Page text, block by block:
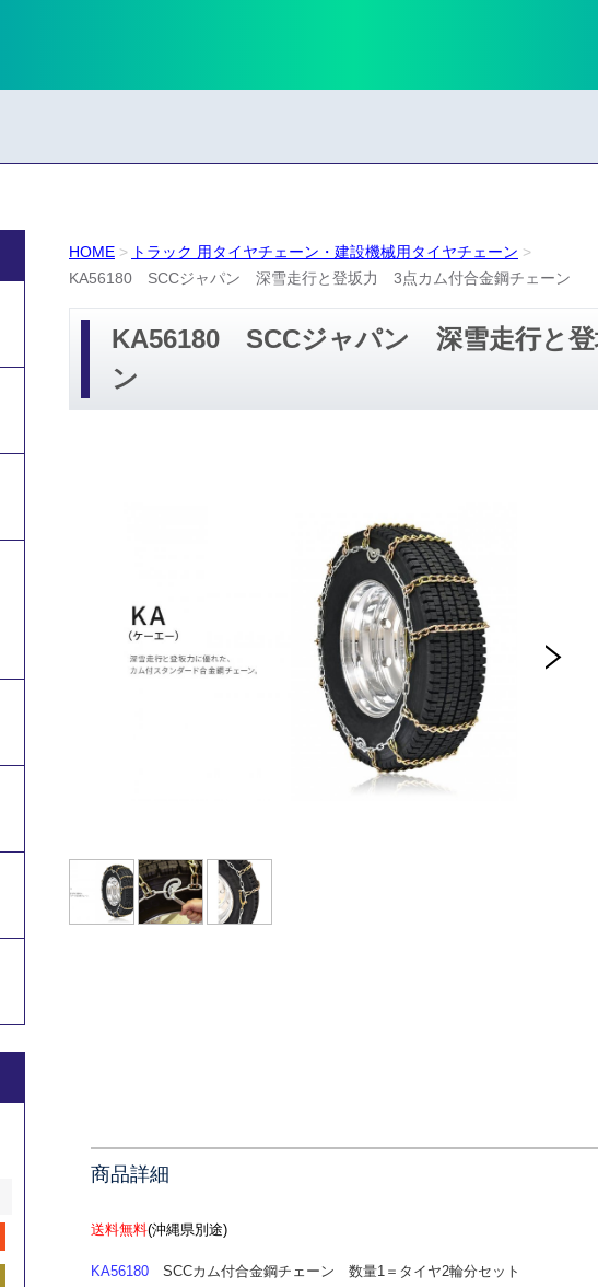
HOME
トラック 用タイヤチェーン・建設機械用タイヤチェーン
KA56180 SCCジャパン 深雪走行と登坂力 3点カム付合金鋼チェーン
KA56180 SCCジャパン 深雪走行と
ン
商品詳細
送料無料(沖縄県別途)
KA56180 SCCカム付合金鋼チェーン 数量1＝タイヤ2輪分セット